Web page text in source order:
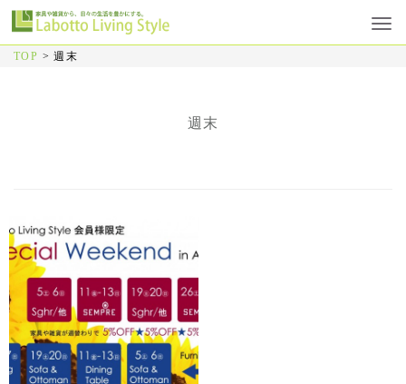
TOP >週末
週末